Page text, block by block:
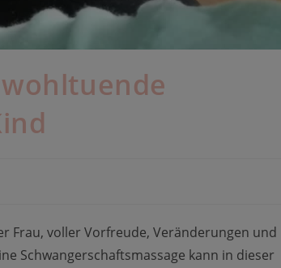
Frau, voller Vorfreude, Veränderungen und
Schwangerschaftsmassage kann in dieser